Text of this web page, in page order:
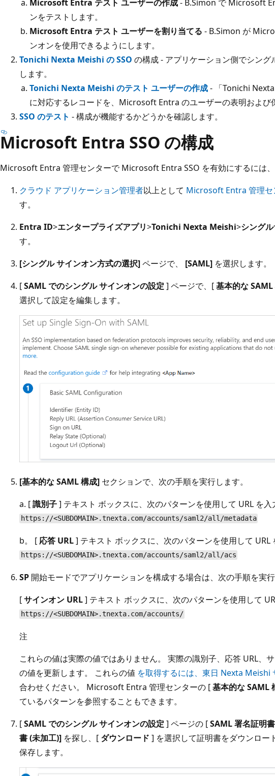
Microsoft Entra テスト ユーザーの作成- B.Simon で Microsoft
ンをテストします。
Microsoft Entra テスト ユーザーを割り当てる - B.Simon が
ンオンを使用できるようにします。
Tonichi Nexta Meishi の SSO の構成 - アプリケーション側でシン
します。
Tonichi Nexta Meishi のテスト ユーザーの作成- 「Tonichi
に対応するレコードを、Microsoft Entra のユーザーの表明および
SSO のテスト - 構成が機能するかどうかを確認します。
Microsoft Entra SSO の構成
Microsoft Entra 管理センターで Microsoft Entra SSO を有効にするには、
クラウド アプリケーション管理者以上として Microsoft Entra 管理セ
す。
Entra ID>エンタープライズアプリ>Tonichi Nexta Meishi>シング
す。
[シングル サインオン方式の選択]ページで、 [SAML] を選択します。
[SAML でのシングル サインオンの設定 ] ページで、[基本的な SAML
選択して設定を編集します。
[基本的な SAML 構成] セクションで、次の手順を実行します。
a. [識別子] テキスト ボックスに、次のパターンを使用して URL を入
https://<SUBDOMAIN>.tnexta.com/accounts/saml2/all/metadata
b。 [ 応答 URL] テキスト ボックスに、次のパターンを使用して URL
https://<SUBDOMAIN>.tnexta.com/accounts/saml2/all/acs
SP 開始モードでアプリケーションを構成する場合は、次の手順を実行
[サインオン URL] テキスト ボックスに、次のパターンを使用して
https://<SUBDOMAIN>.tnexta.com/accounts/
注
これらの値は実際の値ではありません。 実際の識別子、応答 URL、
の値を更新します。 これらの値 を取得するには、東日 Nexta Meishi
合わせください。 Microsoft Entra 管理センターの [基本的な SAML
ているパターンを参照することもできます。
[SAML でのシングル サインオンの設定 ] ページの [SAML 署名証明書
書 (未加工)] を探し、[ ダウンロード ] を選択して証明書をダウンロー
保存します。